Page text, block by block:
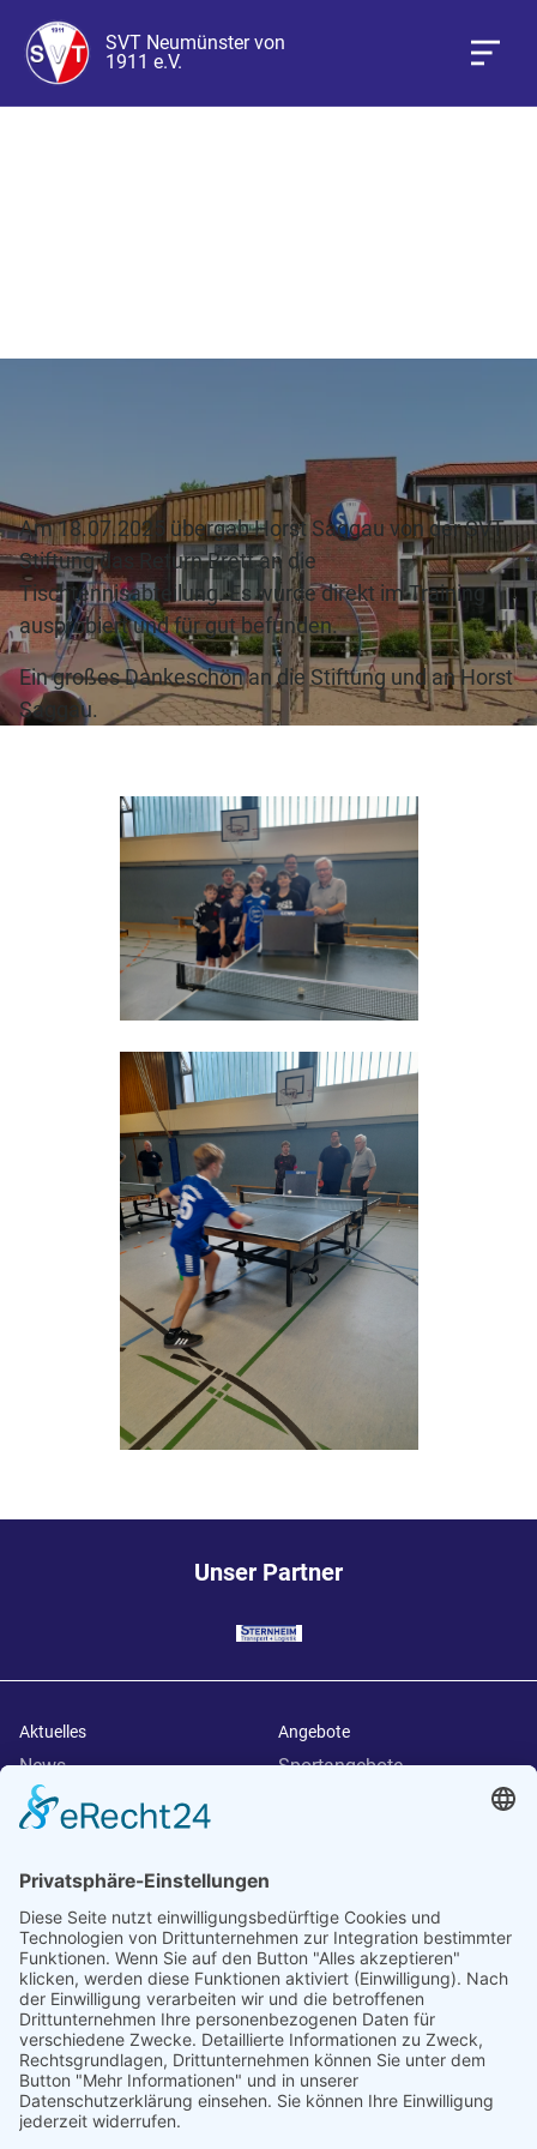
SVT Neumünster von
1911 e.V.
Am 18.07.2025 übergab Horst Saggau von der SVT
Stiftung das Return Brett an die
Tischtennisabteilung. Es wurde direkt im Training
ausprobiert und für gut befunden.
Ein großes Dankeschön an die Stiftung und an Horst
Saggau.
Unser Partner
Aktuelles
News
Termine
Angebote
Sportangebote
Verein
Allgemein
Über uns
Aufsichtsrat
Vorstand
Ansprechpartner
Anmeldung
Allgemein
Kontakt